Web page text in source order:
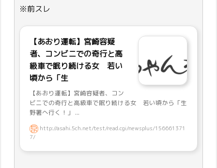
※前スレ
【あおり運転】宮崎容疑
者、コンビニでの奇行と高
級車で眠り続ける女 若い
頃から「生
【あおり運転】宮崎容疑者、コン
ビニでの奇行と高級車で眠り続ける女 若い頃から「生
野署へ行く！」 ...
http://asahi.5ch.net/test/read.cgi/newsplus/156661371
7/